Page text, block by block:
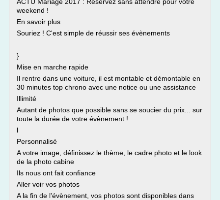
weekend !
En savoir plus
Souriez ! C'est simple de réussir ses évènements
}
Mise en marche rapide
Il rentre dans une voiture, il est montable et démontable en
30 minutes top chrono avec une notice ou une assistance
Illimité
Autant de photos que possible sans se soucier du prix... sur
toute la durée de votre évènement !
l
Personnalisé
A votre image, définissez le thème, le cadre photo et le look
de la photo cabine
Ils nous ont fait confiance
Aller voir vos photos
A la fin de l'évènement, vos photos sont disponibles dans